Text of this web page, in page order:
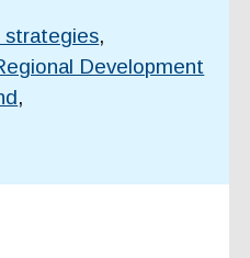
strategies,
Development
,